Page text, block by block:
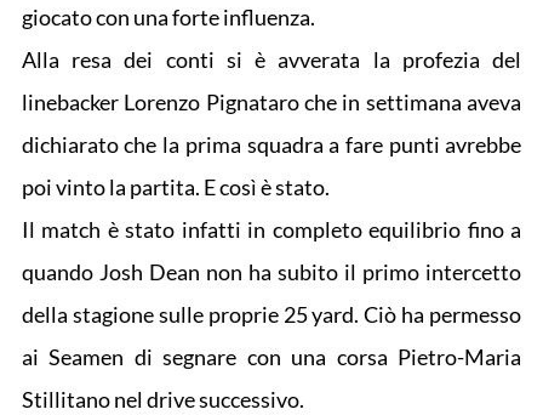
giocato con una forte influenza.
Alla resa dei conti si è avverata la profezia del
linebacker Lorenzo Pignataro che in settimana aveva
dichiarato che la prima squadra a fare punti avrebbe
poi vinto la partita. E così è stato.
Il match è stato infatti in completo equilibrio fino a
quando Josh Dean non ha subito il primo intercetto
della stagione sulle proprie 25 yard. Ciò ha permesso
ai Seamen di segnare con una corsa Pietro-Maria
Stillitano nel drive successivo.